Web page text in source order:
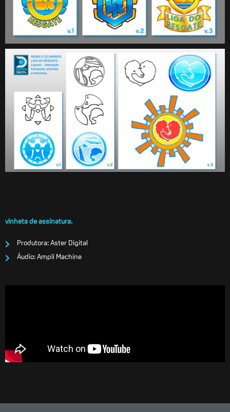
vinheta de assinatura.
Produtora: Aster Digital
Áudio: Ampli Machine